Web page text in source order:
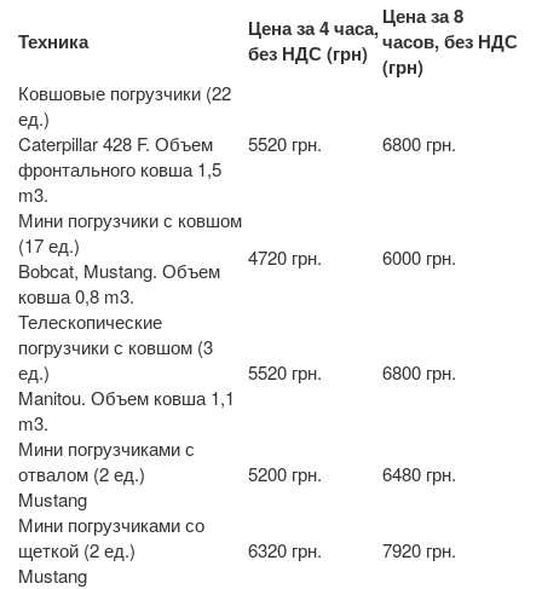
Техника
Цена за 4 часа,
без НДС (грн)
Цена за 8
часов, без НДС
(грн)
Ковшовые погрузчики (22
ед.)
Caterpillar 428 F. Объем
фронтального ковша 1,5
m3.
5520 грн. 6800 грн.
Мини погрузчики с ковшом
(17 ед.)
Bobcat, Mustang. Объем
ковша 0,8 m3.
4720 грн. 6000 грн.
Телескопические
погрузчики с ковшом (3
ед.)
Manitou. Объем ковша 1,1
m3.
5520 грн. 6800 грн.
Мини погрузчиками с
отвалом (2 ед.)
Mustang
5200 грн.
6480 грн.
Мини погрузчиками со
щеткой (2 ед.)
Mustang
6320 грн. 7920 грн.